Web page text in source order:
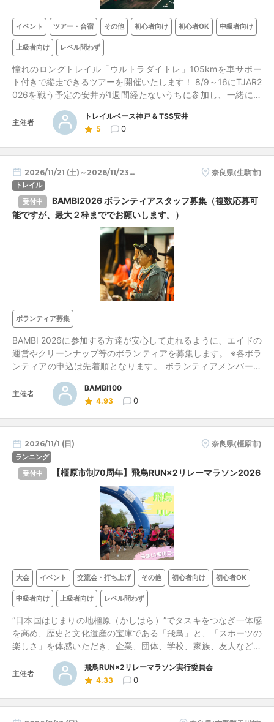
イベント ツアー・合宿 その他 初心者向け 初心者OK 中級者向け
上級者向け レベル問わず
憧れのロングトレイル「ウルトラダイトレ」105kmを車サポー
ト付きで縦走できるツアーを開催いたします！ 8/9～16にTJAR2
026を戦う予定の安井が1週間経たないうちに参加し、一緒に走
主催者
トレイルベース神戸 & TSS安井
5
0
2026/11/21 (土)～2026/11/23 (月) 奈良県(生駒市)
トレイル
受付中
BAMBI2026 ボランティアスタッフ募集（複数応募可
能ですが、最大２枠まででお願いします。）
ボランティア募集
BAMBI 2026に参加する方達が安心して走れるように、エイドの
運営やクリーンナップ等のボランティアを募集します。 ※各ボラ
ンティアの申込は先着順となります。 ボランティアメンバー確
わかるように本名で登録をお願いします。 discodeへの招待は10
月中旬〜下旬頃を予定しています。 よろしくお願いします。
主催者
BAMBI100
4.93
0
2026/11/1 (日) 奈良県(橿原市)
ランニング
受付中
【橿原市制70周年】飛鳥RUN×2リレーマラソン2026
大会 イベント 交流会・打ち上げ その他 初心者向け 初心者OK
中級者向け 上級者向け レベル問わず
”日本国はじまりの地橿原（かしはら）”でタスキをつなぎ一体感
を高め、歴史と文化遺産の宝庫である「飛鳥」と、「スポーツの
楽しさ」を体感いただき、企業、団体、学校、家族、友人など、
はじめての方や長距離が苦手な方も、仲間とチームを編成して、
お気楽にご参加ください。毎年、橿原市ほか近隣地域や遠方から
もご参加いただいております！
主催者
飛鳥RUN×2リレーマラソン実行委員会
4.33
0